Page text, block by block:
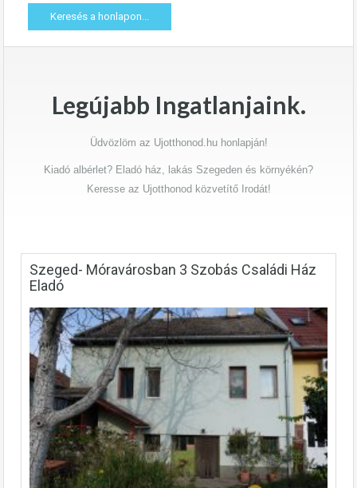
Legújabb Ingatlanjaink.
Üdvözlöm az Ujotthonod.hu honlapján!
Kiadó albérlet? Eladó ház, lakás Szegeden és környékén?
Keresse az Ujotthonod közvetítő Irodát!
Szeged- Móravárosban 3 Szobás Családi Ház
Eladó